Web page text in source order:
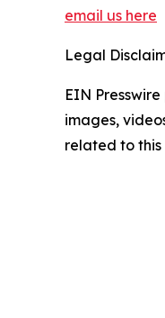
email us here
Legal
EIN
images,
related to